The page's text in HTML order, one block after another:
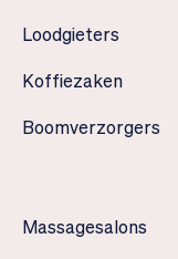
Loodgieters
Koffiezaken
Boomverzorgers
Massagesalons